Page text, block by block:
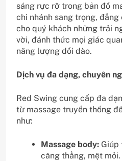
sáng rực rỡ trong bản đồ
chi nhánh sang trọng,
cho quý khách những trải
vời, đánh thức mọi giác
năng lượng dồi dào.
Dịch vụ đa dạng, chuyên
Red Swing cung cấp đa
từ massage truyền thống
như:
Massage body: Giúp
căng thẳng, mệt mỏi.